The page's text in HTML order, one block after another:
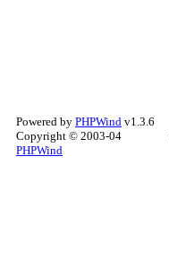
Powered by PHPWind v1.3.6
Copyright © 2003-04
PHPWind